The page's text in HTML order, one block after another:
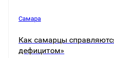
Самара
Как самарцы
дефицитом»